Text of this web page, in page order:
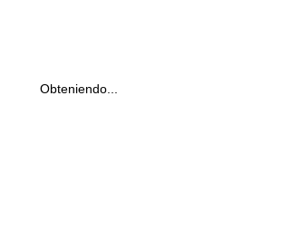
Obteniendo...